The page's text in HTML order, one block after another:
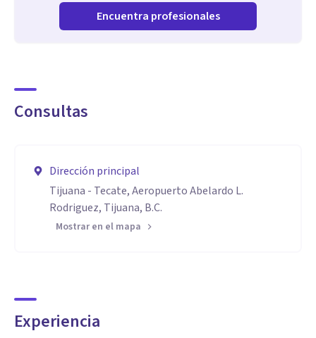
Encuentra profesionales
Consultas
Dirección principal
Tijuana - Tecate, Aeropuerto Abelardo L.
Rodriguez, Tijuana, B.C.
Mostrar en el mapa
Experiencia